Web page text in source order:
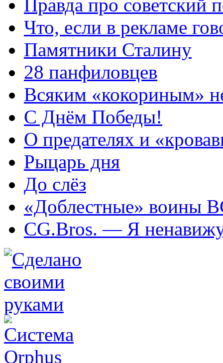
Правда про советский
Что, если в рекламе
Памятники Сталину
28 панфиловцев
Всяким «кокориным»
С Днём Победы!
О предателях и
Рыцарь дня
До слёз
«Доблестные» воины
CG.Bros. — Я